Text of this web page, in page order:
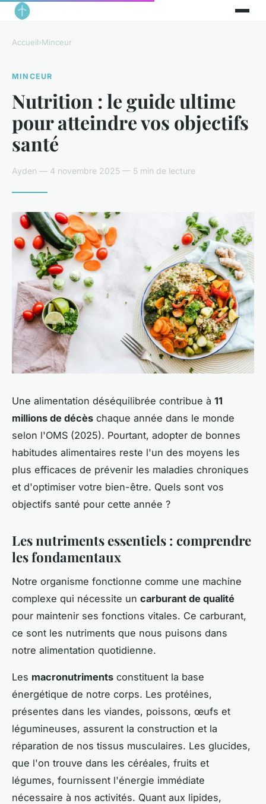
Accueil›Minceur
MINCEUR
Nutrition : le guide ultime
pour atteindre vos objectifs
santé
Ayden — 4 novembre 2025 — 5 min de lecture
Une alimentation déséquilibrée contribue à 11
millions de décès chaque année dans le monde
selon l'OMS (2025). Pourtant, adopter de bonnes
habitudes alimentaires reste l'un des moyens les
plus efficaces de prévenir les maladies chroniques
et d'optimiser votre bien-être. Quels sont vos
objectifs santé pour cette année ?
Les nutriments essentiels : comprendre
les fondamentaux
Notre organisme fonctionne comme une machine
complexe qui nécessite un carburant de qualité
pour maintenir ses fonctions vitales. Ce carburant,
ce sont les nutriments que nous puisons dans
notre alimentation quotidienne.
Les macronutriments constituent la base
énergétique de notre corps. Les protéines,
présentes dans les viandes, poissons, œufs et
légumineuses, assurent la construction et la
réparation de nos tissus musculaires. Les glucides,
que l'on trouve dans les céréales, fruits et
légumes, fournissent l'énergie immédiate
nécessaire à nos activités. Quant aux lipides,